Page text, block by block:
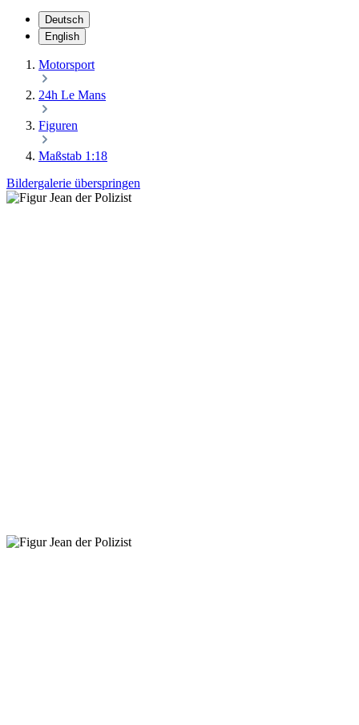
Deutsch
English
Motorsport
24h Le Mans
Figuren
Maßstab 1:18
Bildergalerie überspringen